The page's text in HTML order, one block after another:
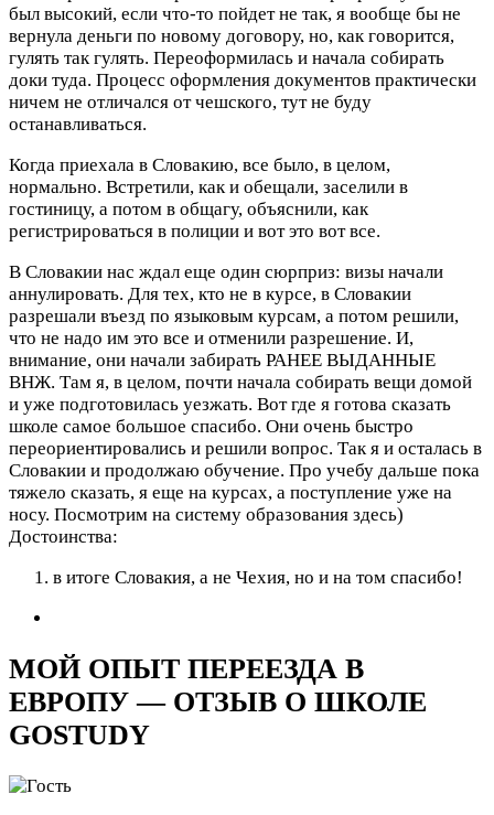
был высокий, если что-то пойдет не так, я вообще бы не
вернула деньги по новому договору, но, как говорится,
гулять так гулять. Переоформилась и начала собирать
доки туда. Процесс оформления документов практически
ничем не отличался от чешского, тут не буду
останавливаться.
Когда приехала в Словакию, все было, в целом,
нормально. Встретили, как и обещали, заселили в
гостиницу, а потом в общагу, объяснили, как
регистрироваться в полиции и вот это вот все.
В Словакии нас ждал еще один сюрприз: визы начали
аннулировать. Для тех, кто не в курсе, в Словакии
разрешали въезд по языковым курсам, а потом решили,
что не надо им это все и отменили разрешение. И,
внимание, они начали забирать РАНЕЕ ВЫДАННЫЕ
ВНЖ. Там я, в целом, почти начала собирать вещи домой
и уже подготовилась уезжать. Вот где я готова сказать
школе самое большое спасибо. Они очень быстро
переориентировались и решили вопрос. Так я и осталась в
Словакии и продолжаю обучение. Про учебу дальше пока
тяжело сказать, я еще на курсах, а поступление уже на
носу. Посмотрим на систему образования здесь)
Достоинства:
в итоге Словакия, а не Чехия, но и на том спасибо!
МОЙ ОПЫТ ПЕРЕЕЗДА В
ЕВРОПУ — ОТЗЫВ О ШКОЛЕ
GOSTUDY